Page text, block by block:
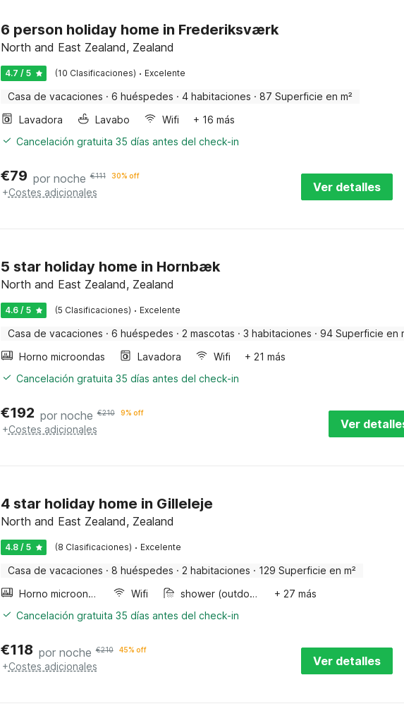
6 person holiday home in Frederiksværk
North and East Zealand, Zealand
4.7 / 5 (10 Clasificaciones) · Excelente
Casa de vacaciones · 6 huéspedes · 4 habitaciones · 87 Superficie en m²
Lavadora
Lavabo Wifi
+ 16 más
Cancelación gratuita 35 días antes del check-in
€79 por noche €111 30% off
+Costes adicionales Ver detalles
5 star holiday home in Hornbæk
North and East Zealand, Zealand
4.6 / 5 (5 Clasificaciones) · Excelente
Casa de vacaciones · 6 huéspedes · 2 mascotas · 3 habitaciones · 94 Superficie en
Horno microondas
Lavadora Wifi
+ 21 más
Cancelación gratuita 35 días antes del check-in
€192 por noche €210 9% off
+Costes adicionales Ver
4 star holiday home in Gilleleje
North and East Zealand, Zealand
4.8 / 5 (8 Clasificaciones) · Excelente
Casa de vacaciones · 8 huéspedes · 2 habitaciones · 129 Superficie en m²
Horno microondas
Wifi shower (outdoor)
+ 27 más
Cancelación gratuita 35 días antes del check-in
€118 por noche €210 45% off
+Costes adicionales Ver detalles